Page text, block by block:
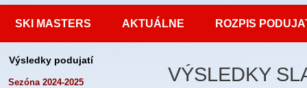
SKI MASTERS AKTUÁLNE ROZPIS
Výsledky podujatí
Sezóna 2024-2025 VÝSLEDKY